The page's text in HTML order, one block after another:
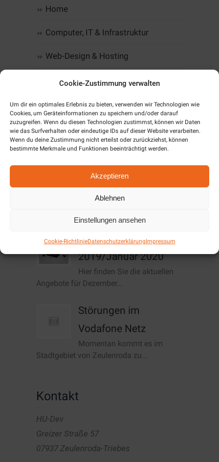
Cookie-Zustimmung verwalten
Um dir ein optimales Erlebnis zu bieten, verwenden wir Technologien wie
Cookies, um Geräteinformationen zu speichern und/oder darauf
zuzugreifen. Wenn du diesen Technologien zustimmst, können wir Daten
wie das Surfverhalten oder eindeutige IDs auf dieser Website verarbeiten.
Wenn du deine Zustimmung nicht erteilst oder zurückziehst, können
bestimmte Merkmale und Funktionen beeinträchtigt werden.
Akzeptieren
Ablehnen
Einstellungen ansehen
Cookie-RichtlinieDatenschutzerklärungImpressum
Home
Computer, IT & Infrastruktur
Web-Design & Hosting
Kommunikation
Software
Alarm & SmartHome
Unternehmen
Cookie-Richtlinie (EU)
Angebote Dezember
2019/Januar 2020
Hier finden Sie die aktuellen
Angebote für Dezember...
Störungen im
Vodafone Netz
Momentan kommt es im
Stadtgebiet von Zeulenroda zu...
Kontakt
HU-Dev
Greizer Straße 57
07937 Zeulenroda-Triebes